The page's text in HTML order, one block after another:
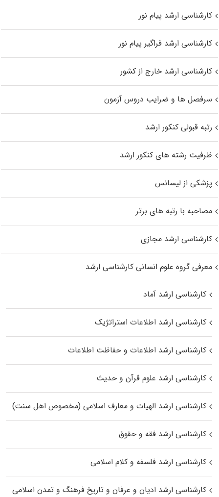
کارشناسی ارشد پیام نور
کارشناسی ارشد فراگیر پیام نور
کارشناسی ارشد خارج از کشور
سرفصل ها و ضرایب دروس آزمون
رتبه قبولی کنکور ارشد
ظرفیت رشته های کنکور ارشد
پزشکی از لیسانس
مصاحبه با رتبه های برتر
کارشناسی ارشد مجازی
معرفی گروه علوم انسانی کارشناسی ارشد
کارشناسی ارشد آماد
کارشناسی ارشد اطلاعات استراتژیک
کارشناسی ارشد اطلاعات و حفاظت اطلاعات
کارشناسی ارشد علوم قرآن و حدیث
کارشناسی ارشد الهیات و معارف اسلامی (مخصوص اهل سنت)
کارشناسی ارشد فقه و حقوق
کارشناسی ارشد فلسفه و کلام اسلامی
کارشناسی ارشد ادیان و عرفان و تاریخ فرهنگ و تمدن اسلامی